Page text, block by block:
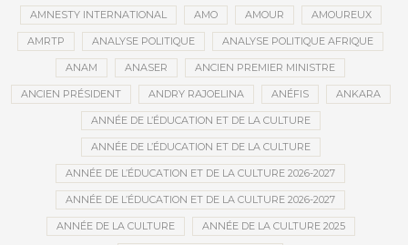
AMNESTY INTERNATIONAL AMO AMOUR AMOUREUX
AMRTP ANALYSE POLITIQUE ANALYSE POLITIQUE AFRIQUE
ANAM ANASER ANCIEN PREMIER MINISTRE
ANCIEN PRÉSIDENT ANDRY RAJOELINA ANÉFIS ANKARA
ANNÉE DE L’ÉDUCATION ET DE LA CULTURE
ANNÉE DE L’ÉDUCATION ET DE LA CULTURE
ANNÉE DE L’ÉDUCATION ET DE LA CULTURE 2026-2027
ANNÉE DE L’ÉDUCATION ET DE LA CULTURE 2026-2027
ANNÉE DE LA CULTURE ANNÉE DE LA CULTURE 2025